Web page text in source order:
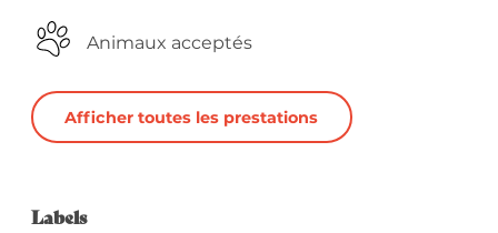
Animaux acceptés
Afficher toutes les prestations
Offres de
Labels
Labels